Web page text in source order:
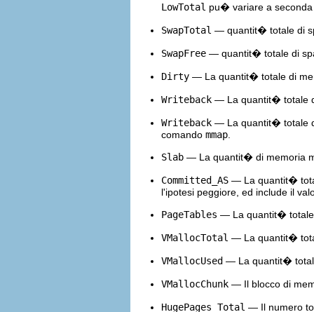
LowTotal pu� variare a
SwapTotal — quantit� totale di
SwapFree — quantit� totale di
Dirty — La quantit� totale di
Writeback — La quantit� totale
Writeback — La quantit� totale
comando mmap
Slab — La quantit� di memoria
Committed_AS — La quantit�
l'ipotesi peggiore, ed include il
PageTables — La quantit� totale
VMallocTotal — La quantit�
VMallocUsed — La quantit�
VMallocChunk — Il blocco di
HugePages_Total — Il numero